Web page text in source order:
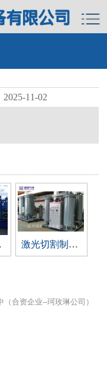
11-02
备 激光切割制氮机
合资企业--珂玫琳公司）